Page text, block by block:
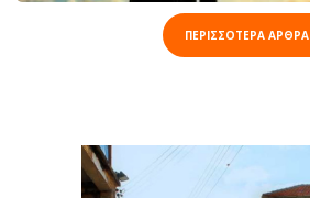
ΠΕΡΙΣΣΟΤΕΡΑ ΑΡΘΡΑ